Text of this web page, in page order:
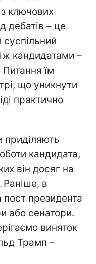
ключових
дебатів – це
кандидатами –
їм
що уникнути
практично
приділяють
кандидата,
він досяг на
Раніше, в
президента
або сенатори.
виняток
Трамп –